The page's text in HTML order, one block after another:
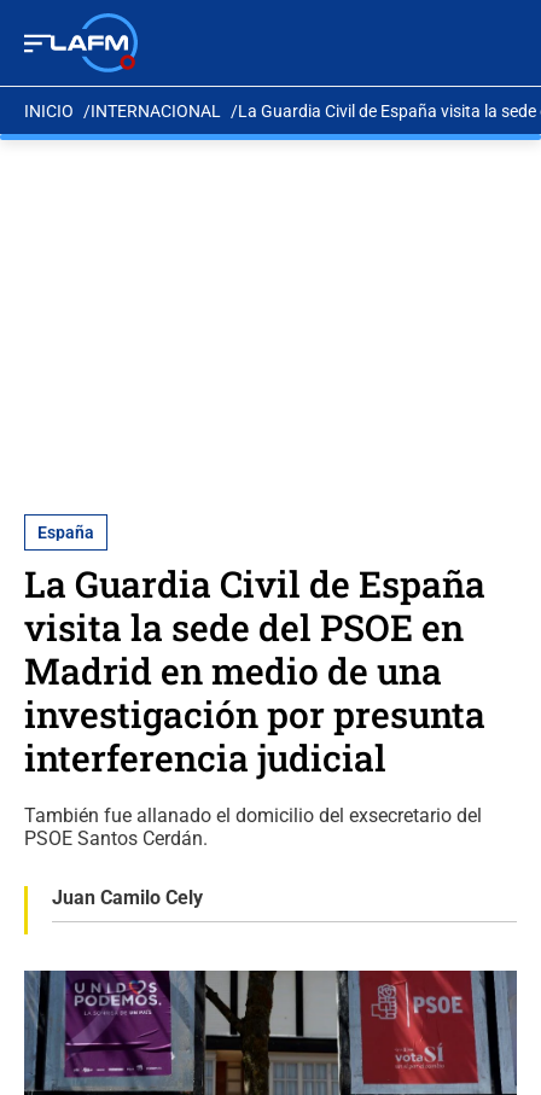
INICIO INTERNACIONAL La Guardia Civil de España visita la
España
La Guardia Civil de España
visita la sede del PSOE en
Madrid en medio de una
investigación por presunta
interferencia judicial
También fue allanado el domicilio del exsecretario del
PSOE Santos Cerdán.
Juan Camilo Cely